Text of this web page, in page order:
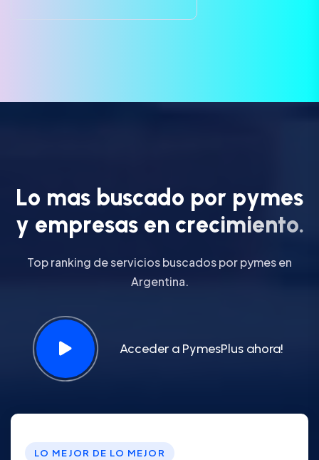
Lo mas buscado por pymes
y empresas en crecimiento.
Top ranking de servicios buscados por pymes en
Argentina.
Acceder a PymesPlus ahora!
LO MEJOR DE LO MEJOR